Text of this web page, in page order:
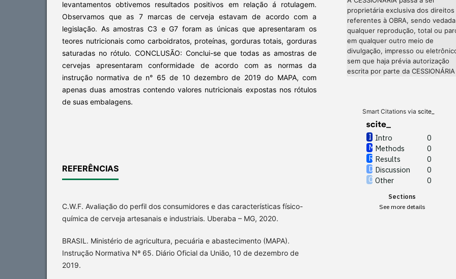
levantamentos obtivemos resultados positivos em relação á rotulagem.
Observamos que as 7 marcas de cerveja estavam de acordo com a
legislação. As amostras C3 e G7 foram as únicas que apresentaram os
teores nutricionais como carboidratos, proteínas, gorduras totais, gorduras
saturadas no rótulo. CONCLUSÃO: Conclui-se que todas as amostras de
cervejas apresentaram conformidade de acordo com as normas da
instrução normativa de n° 65 de 10 dezembro de 2019 do MAPA, com
apenas duas amostras contendo valores nutricionais expostas nos rótulos
de suas embalagens.
REFERÊNCIAS
C.W.F. Avaliação do perfil dos consumidores e das características físico-
química de cerveja artesanais e industriais. Uberaba – MG, 2020.
BRASIL. Ministério de agricultura, pecuária e abastecimento (MAPA).
Instrução Normativa Nº 65. Diário Oficial da União, 10 de dezembro de
2019.
proprietária exclusiva dos direitos
referentes à OBRA, sendo vedada
qualquer reprodução, total ou
em qualquer outro meio de
divulgação, impresso ou
sem que haja prévia autorização
escrita por parte da CESSIONÁRIA
Smart Citations via scite_
Intro
0
Methods
0
Results
0
Discussion
0
Other
0
Sections
See more details